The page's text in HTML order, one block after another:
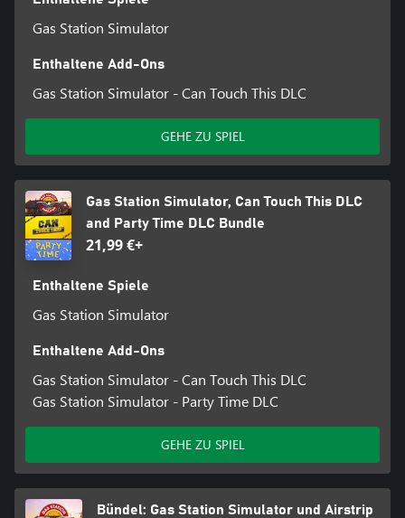
Gas Station Simulator
Enthaltene Add-Ons
Gas Station Simulator - Can Touch This DLC
GEHE ZU SPIEL
Gas Station Simulator, Can Touch This DLC
and Party Time DLC Bundle
21,99 €+
Enthaltene Spiele
Gas Station Simulator
Enthaltene Add-Ons
Gas Station Simulator - Can Touch This DLC
Gas Station Simulator - Party Time DLC
GEHE ZU SPIEL
Bündel: Gas Station Simulator und Airstrip